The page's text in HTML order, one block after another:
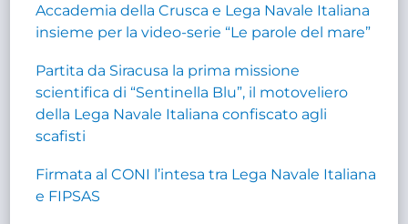
Accademia della Crusca e Lega Navale Italiana
insieme per la video-serie “Le parole del mare”
Partita da Siracusa la prima missione
scientifica di “Sentinella Blu”, il motoveliero
della Lega Navale Italiana confiscato agli
scafisti
Firmata al CONI l’intesa tra Lega Navale Italiana
e FIPSAS